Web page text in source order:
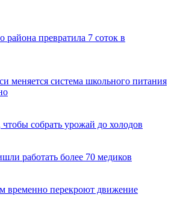
превратила 7 соток в
меняется система школьного питания
чтобы собрать урожай до холодов
работать более 70 медиков
временно перекроют движение